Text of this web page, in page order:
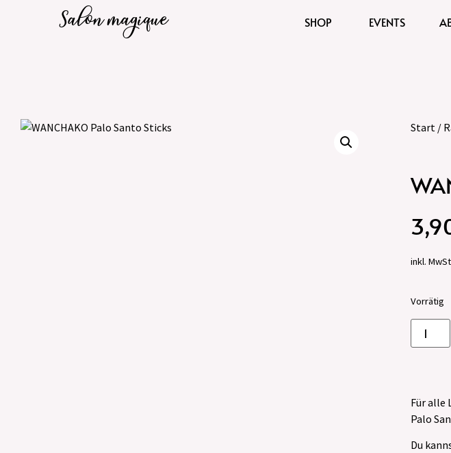
Salon magique SHOP EVENTS
Start /
inkl.
Vorrätig
Für alle
Palo
Du